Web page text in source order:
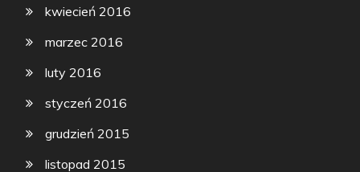
kwiecień 2016
marzec 2016
luty 2016
styczeń 2016
grudzień 2015
listopad 2015